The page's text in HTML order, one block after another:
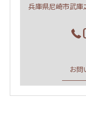
兵庫県尼崎市武庫
お問